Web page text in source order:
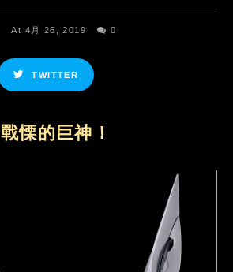
At 4月 26, 2019 0
TWITTER
戰慄的巨神！